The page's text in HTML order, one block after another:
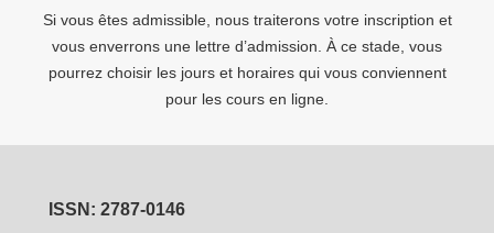
Si vous êtes admissible, nous traiterons votre inscription et
vous enverrons une lettre d’admission. À ce stade, vous
pourrez choisir les jours et horaires qui vous conviennent
pour les cours en ligne.
ISSN: 2787-0146